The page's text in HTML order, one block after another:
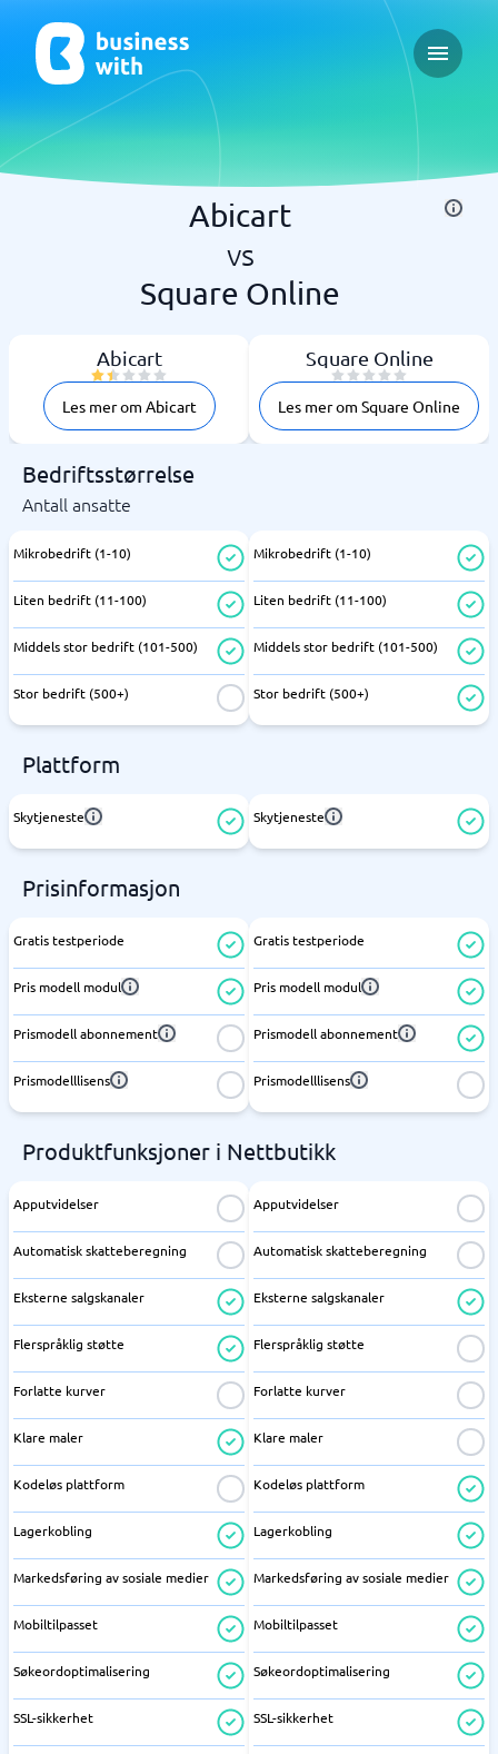
Open
Abicart
vs
Square Online
Abicart
Les mer om Abicart
Square Online
Les mer om Square Online
Bedriftsstørrelse
Antall ansatte
Mikrobedrift (1-10)
Liten bedrift (11-100)
Middels stor bedrift (101-500)
Stor bedrift (500+)
Mikrobedrift (1-10)
Liten bedrift (11-100)
Middels stor bedrift (101-500)
Stor bedrift (500+)
Plattform
Skytjeneste Skytjeneste
Prisinformasjon
Gratis testperiode
Pris modell modul
Prismodell abonnement
Prismodelllisens
Gratis testperiode
Pris modell modul
Prismodell abonnement
Prismodelllisens
Produktfunksjoner i Nettbutikk
Apputvidelser
Automatisk skatteberegning
Eksterne salgskanaler
Flerspråklig støtte
Forlatte kurver
Klare maler
Kodeløs plattform
Lagerkobling
Markedsføring av sosiale medier
Mobiltilpasset
Søkeordoptimalisering
SSL-sikkerhet
Apputvidelser
Automatisk skatteberegning
Eksterne salgskanaler
Flerspråklig støtte
Forlatte kurver
Klare maler
Kodeløs plattform
Lagerkobling
Markedsføring av sosiale medier
Mobiltilpasset
Søkeordoptimalisering
SSL-sikkerhet